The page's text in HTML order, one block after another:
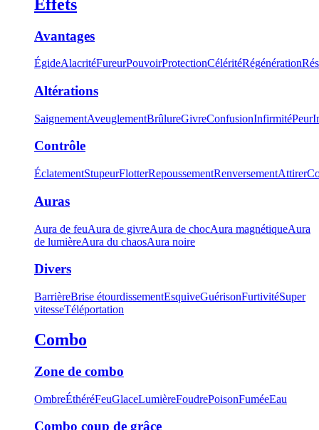
Effets
Avantages
ÉgideAlacritéFureurPouvoirProtectionCéléritéRégénération
Altérations
SaignementAveuglementBrûlureGivreConfusionInfirmitéPeur
Contrôle
ÉclatementStupeurFlotterRepoussementRenversementAttirer
Auras
Aura de feuAura de givreAura de chocAura magnétiqueAura
de lumièreAura du chaosAura noire
Divers
BarrièreBrise étourdissementEsquiveGuérisonFurtivitéSuper
vitesseTéléportation
Combo
Zone de combo
OmbreÉthéréFeuGlaceLumièreFoudrePoisonFuméeEau
Combo coup de grâce